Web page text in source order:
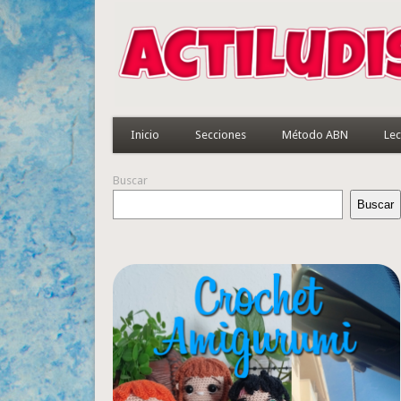
Inicio Secciones Método ABN
Buscar
Buscar